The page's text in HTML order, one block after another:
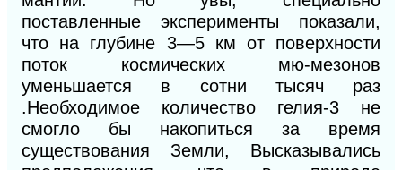
поставленные эксперименты показали,
что на глубине 3—5 км от поверхности
поток космических мю-мезонов
уменьшается в сотни тысяч раз
.Необходимое количество гелия-3 не
смогло бы накопиться за время
существования Земли, Высказывались